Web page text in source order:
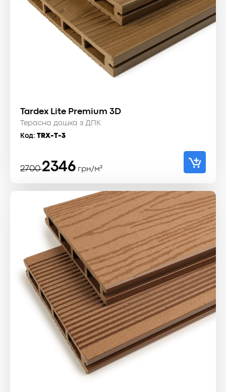
Tardex Lite Premium 3D
Терасна дошка з ДПК
Код: TRX-T-3
2700
Оригінальна
2700 ₴.
2346
Поточна
2346 ₴.
грн/м²